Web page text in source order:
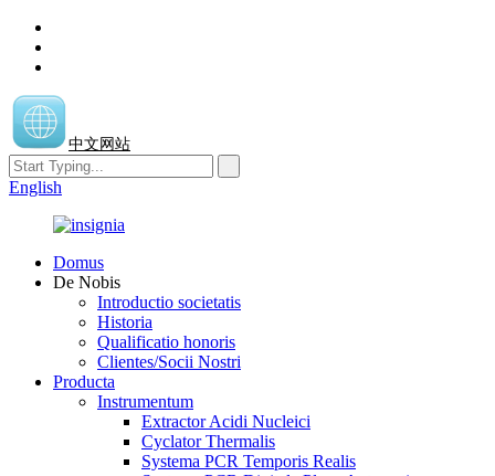
中文网站
English
Domus
De Nobis
Introductio societatis
Historia
Qualificatio honoris
Clientes/Socii Nostri
Producta
Instrumentum
Extractor Acidi Nucleici
Cyclator Thermalis
Systema PCR Temporis Realis